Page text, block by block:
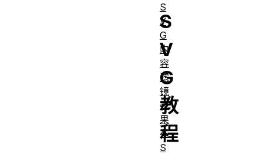
S
V
G
教
程
S
V
G
内
容
滤
镜
效
果
在
S